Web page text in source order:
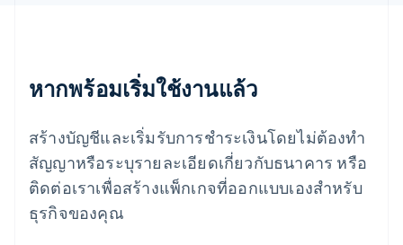
หากพร้อมเริ่มใช้งานแล้ว
สร้างบัญชีและเริ่มรับการชำระเงินโดยไม่ต้องทำ
สัญญาหรือระบุรายละเอียดเกี่ยวกับธนาคาร หรือ
ติดต่อเราเพื่อสร้างแพ็กเกจที่ออกแบบเองสำหรับ
ธุรกิจของคุณ
English
ลักเซมเบิร์ก
ลัตเวีย
English
ลิกเตนสไตน์
DeutschEnglish
ลิทัวเนีย